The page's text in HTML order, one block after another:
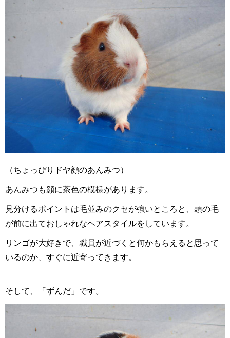
（ちょっぴりドヤ顔のあんみつ）
あんみつも顔に茶色の模様があります。
見分けるポイントは毛並みのクセが強いところと、頭の毛
が前に出ておしゃれなヘアスタイルをしています。
リンゴが大好きで、職員が近づくと何かもらえると思って
いるのか、すぐに近寄ってきます。
そして、「ずんだ」です。